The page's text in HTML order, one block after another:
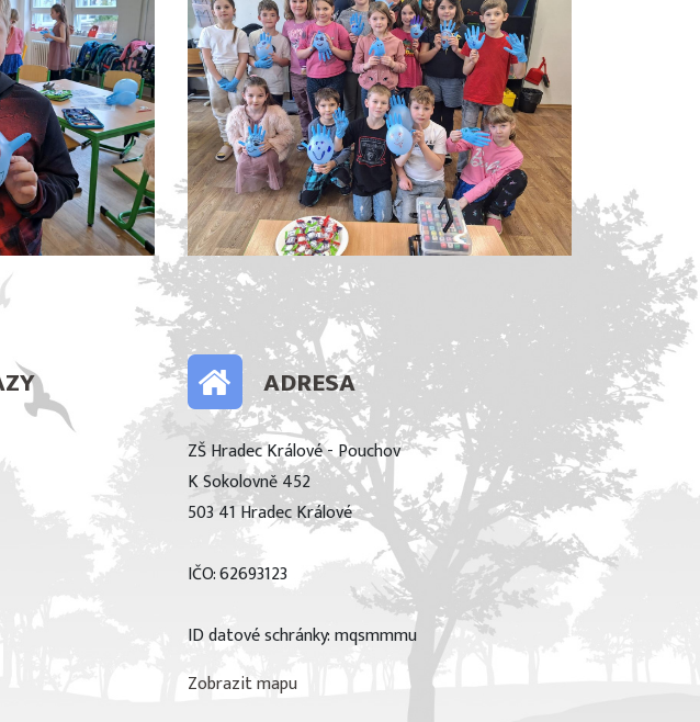
ADRESA
ZŠ Hradec Králové - Pouchov
K Sokolovně 452
503 41 Hradec Králové
IČO: 62693123
ID datové schránky: mqsmmmu
Zobrazit mapu